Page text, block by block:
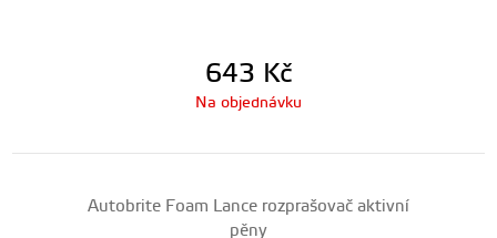
643 Kč
Na objednávku
Autobrite Foam Lance rozprašovač aktivní
pěny